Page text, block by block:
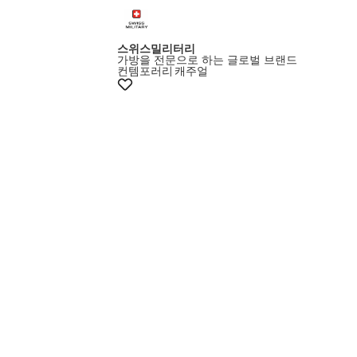
스위스밀리터리
가방을 전문으로 하는 글로벌 브랜드
컨템포러리 캐주얼